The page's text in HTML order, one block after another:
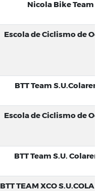
Nicola Bike Team
Escola de Ciclismo de
BTT Team
Escola de Ciclismo de
BTT Team S.U.
BTT TEAM XCO